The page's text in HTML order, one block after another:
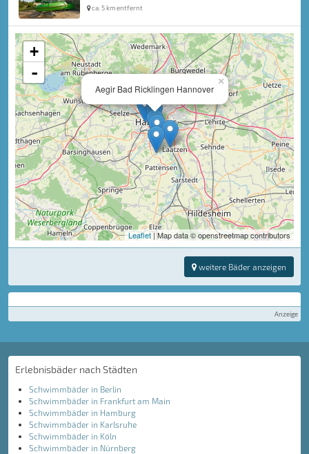
ca. 5 km entfernt
×
Aegir Bad Ricklingen Hannover
+
-
Leaflet| Map data © openstreetmap contributors
weitere Bäder anzeigen
Anzeige
Erlebnisbäder nach Städten
Schwimmbäder in Berlin
Schwimmbäder in Frankfurt am Main
Schwimmbäder in Hamburg
Schwimmbäder in Karlsruhe
Schwimmbäder in Köln
Schwimmbäder in Nürnberg